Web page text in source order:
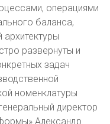
операциями
баланса,
развернуты и
задач
номенклатуры
директор
Александр